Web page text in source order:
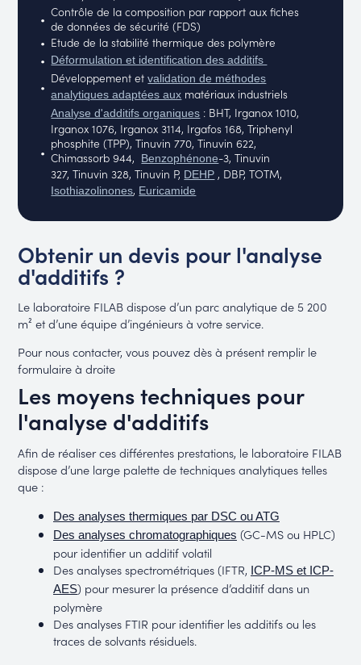
Contrôle de la composition par rapport aux fiches
de données de sécurité (FDS)
Etude de la stabilité thermique des polymère
Déformulation et identification des additifs
Développement etvalidation de méthodes
analytiques adaptées aux matériaux industriels
Analyse d'additifs organiques : BHT, Irganox 1010,
Irganox 1076, Irganox 3114, Irgafos 168, Triphenyl
phosphite (TPP), Tinuvin 770, Tinuvin 622,
Chimassorb 944,
Benzophénone-3, Tinuvin
327, Tinuvin 328, Tinuvin P, DEHP , DBP, TOTM,
Isothiazolinones, Euricamide
Obtenir un devis pour l'analyse
d'additifs ?
Le laboratoire FILAB dispose d’un parc analytique de 5 200
m² et d’une équipe d’ingénieurs à votre service.
Pour nous contacter, vous pouvez dès à présent remplir le
formulaire à droite
Les moyens techniques pour
l'analyse d'additifs
Afin de réaliser ces différentes prestations, le laboratoire FILAB
dispose d’une large palette de techniques analytiques telles
que :
Des analyses thermiques par DSC ou ATG
Des analyses chromatographiques (GC-MS ou HPLC)
pour identifier un additif volatil
Des analyses spectrométriques (IFTR, ICP-MS et ICP-
AES) pour mesurer la présence d’additif dans un
polymère
Des analyses FTIR pour identifier les additifs ou les
traces de solvants résiduels.